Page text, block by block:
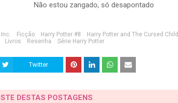
Não estou zangado, só desapontado
Ficção Harry Potter #8 Harry Potter and The Cursed Child
Livros Resenha Série Harry Potter
Twitter
DESTAS POSTAGENS